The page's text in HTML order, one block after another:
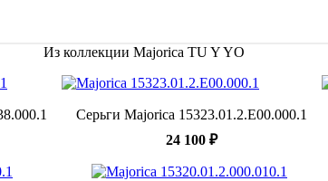
Из коллекции Majorica TU Y YO
Серьги Majorica 15323.01.2.E00.000.1
24 100 ₽